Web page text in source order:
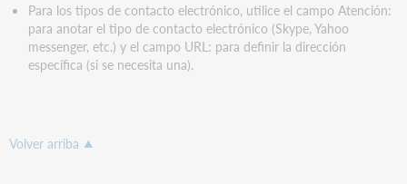
Para los tipos de contacto electrónico, utilice el campo Atención:
para anotar el tipo de contacto electrónico (Skype, Yahoo
messenger, etc.) y el campo URL: para definir la dirección
específica (si se necesita una).
Volver arriba